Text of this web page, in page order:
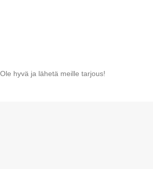
hyvä ja lähetä meille tarjous!